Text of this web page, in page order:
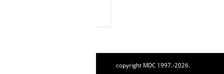
copyright MDC 1997.-2026.